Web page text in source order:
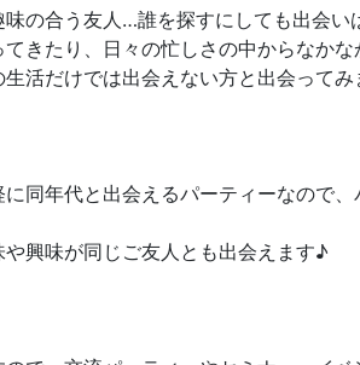
の合う友人…誰を探すにしても出会い
きたり、日々の忙しさの中からなか
活だけでは出会えない方と出会ってみ
同年代と出会えるパーティーなので
興味が同じご友人とも出会えます♪